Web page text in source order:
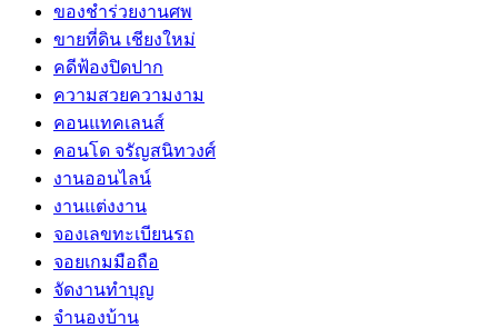
ของชำร่วยงานศพ
ขายที่ดิน เชียงใหม่
คดีฟ้องปิดปาก
ความสวยความงาม
คอนแทคเลนส์
คอนโด จรัญสนิทวงศ์
งานออนไลน์
งานแต่งงาน
จองเลขทะเบียนรถ
จอยเกมมือถือ
จัดงานทำบุญ
จำนองบ้าน